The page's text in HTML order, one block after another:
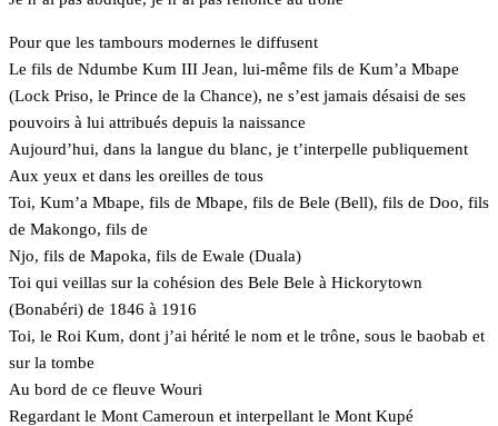
Pour que les tambours modernes le diffusent
Le fils de Ndumbe Kum III Jean, lui-même fils de Kum’a Mbape
(Lock Priso, le Prince de la Chance), ne s’est jamais désaisi de ses
pouvoirs à lui attribués depuis la naissance
Aujourd’hui, dans la langue du blanc, je t’interpelle publiquement
Aux yeux et dans les oreilles de tous
Toi, Kum’a Mbape, fils de Mbape, fils de Bele (Bell), fils de Doo, fils
de Makongo, fils de
Njo, fils de Mapoka, fils de Ewale (Duala)
Toi qui veillas sur la cohésion des Bele Bele à Hickorytown
(Bonabéri) de 1846 à 1916
Toi, le Roi Kum, dont j’ai hérité le nom et le trône, sous le baobab et
sur la tombe
Au bord de ce fleuve Wouri
Regardant le Mont Cameroun et interpellant le Mont Kupé